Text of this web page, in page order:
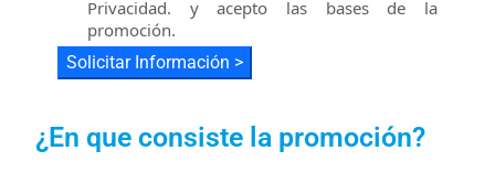
Privacidad. y acepto las bases de la
promoción.
Solicitar Información >
¿En que consiste la promoción?